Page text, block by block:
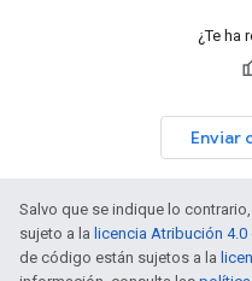
¿Te ha
Enviar
Salvo que se indique lo
sujeto a la licencia Atribución
de código están sujetos a la